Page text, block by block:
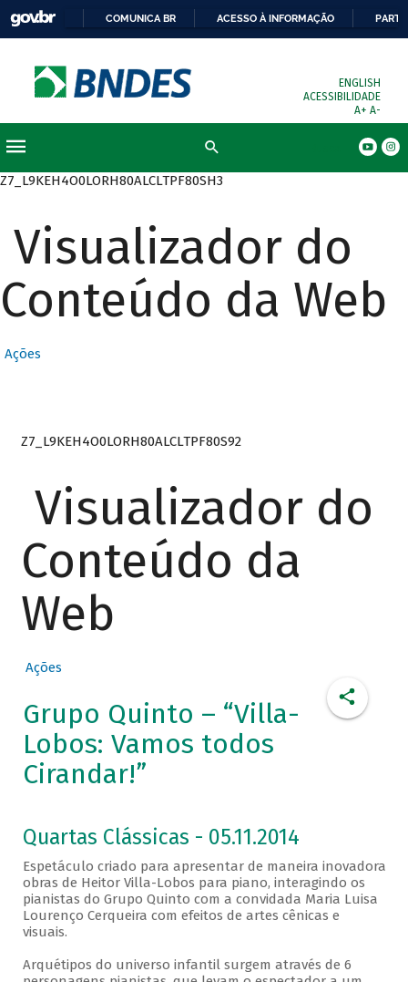
COMUNICA BR ACESSO À INFORMAÇÃO
ENGLISH
ACESSIBILIDADE
A+ A-
Z7_L9KEH4O0LORH80ALCLTPF80SH3
Visualizador do
Conteúdo da Web
Ações
Z7_L9KEH4O0LORH80ALCLTPF80S92
Visualizador do
Conteúdo da
Web
Ações
Grupo Quinto – “Villa-
Lobos: Vamos todos
Cirandar!”
Quartas Clássicas - 05.11.2014
Espetáculo criado para apresentar de maneira inovadora
obras de Heitor Villa-Lobos para piano, interagindo os
pianistas do Grupo Quinto com a convidada Maria Luisa
Lourenço Cerqueira com efeitos de artes cênicas e
visuais.
Arquétipos do universo infantil surgem através de 6